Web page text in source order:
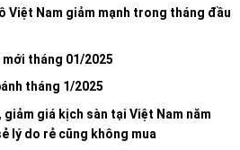
Việt Nam giảm mạnh trong tháng đầu
mới tháng 01/2025
tháng 1/2025
giá kịch sàn tại Việt Nam năm
lý do rẻ cũng không mua